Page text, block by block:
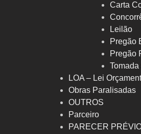
Carta
Leilão
Pregão
Pregão
LOA – Lei
Obras Paralisadas
OUTROS
Parceiro
PARECER